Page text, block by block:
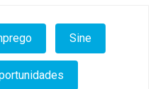
Sine